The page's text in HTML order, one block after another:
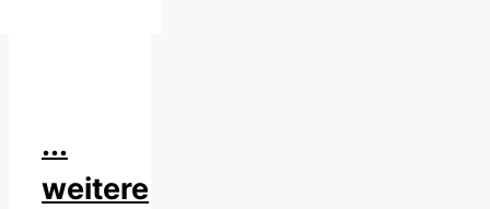
...
weitere